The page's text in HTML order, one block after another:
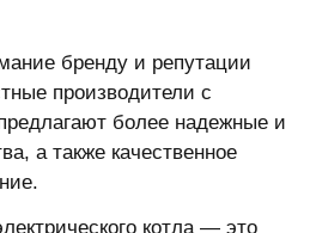
бренду и репутации
производители с
более надежные и
а также качественное
котла — это